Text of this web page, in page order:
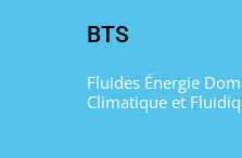
BTS
Fluides Énergie
Climatique et